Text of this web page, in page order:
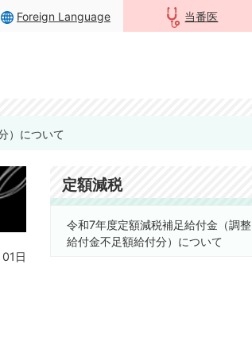
Foreign Language 当番医
）について
日
定額減税
令和7年度定額減税補足給付金（調整
給付金不足額給付分）について